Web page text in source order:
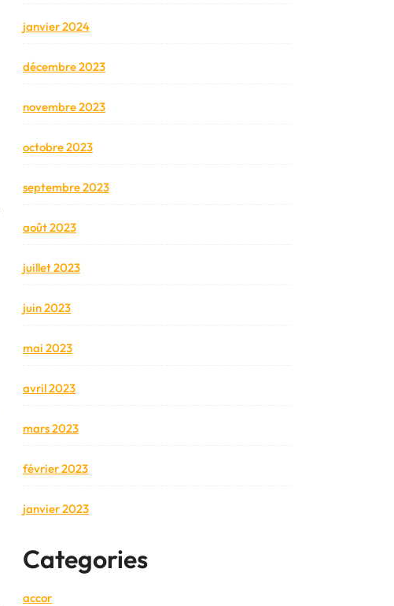
janvier 2024
décembre 2023
novembre 2023
octobre 2023
septembre 2023
août 2023
juillet 2023
juin 2023
mai 2023
avril 2023
mars 2023
février 2023
janvier 2023
Categories
accor